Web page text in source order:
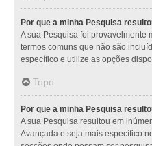
Por que a minha Pesquisa
A sua Pesquisa foi provavelmente
termos comuns que não são
específico e utilize as opções
Topo
Por que a minha Pesquisa
A sua Pesquisa resultou em
Avançada e seja mais específico